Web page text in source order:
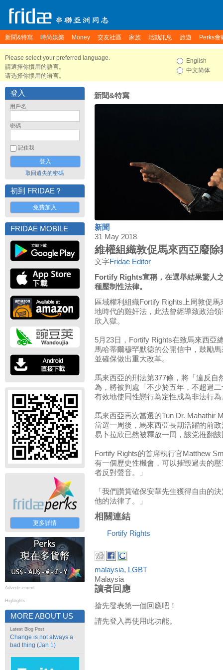
新聞&特寫 時尚娛樂 Money 交友社區 家族 活動訊息 旅遊 Perks會
Please select your preferred language.
請選擇你慣用的語言。
请选择你惯用的语言。
English
中文简体
登入
用戶名
密碼
記住我
取回遺失的密碼
初到 FRIDAE？
免費加入
FRIDAE MOBILE
更多詳情
Advertisement
Highlights
MORE ABOUT US
Latest Blog Post
Change is not always a
bad thing (Jan 1)
新聞&特寫
新聞
31 May 2018
維權組織敦促馬來西亞廢除
文字Fridae Editor
Fortify Rights宣稱，在選舉結果驚人
種壓制性法律。
區域權利組織Fortify Rights上周敦促
地時代的雞奸法，此法曾經導致政治
欣入獄。
5月23日，Fortify Rights在致馬來西亞
馬哈蒂爾穆罕默德的公開信中，鼓勵
並確保做出重大改革。
馬來西亞的刑法第377條，將「違反自
為，將被判處「不少於五年，不超過
有效地使同性戀行為定性成為非法行為
馬來西亞再次當選的Tun Dr. Mahathir
當選一周後，馬來西亞長期活躍的前
易卜拉欣已然被釋放一周，該党推翻
Fortify Rights的首席執行官Matthew
有一個歷史性機會，可以摧毀過去的
者反對聲音。」
「我們讚賞確保安華先生獲得自由的
他的法律了。」
相關連結
Fortify Rights
malaysia, LGBT
Malaysia
讀者回應
搶先發表第一個回應吧！
請先登入再使用此功能。